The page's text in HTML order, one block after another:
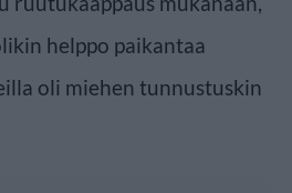
helppo paikantaa
oli miehen tunnustuskin